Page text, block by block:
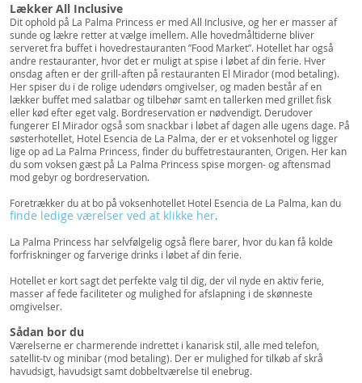
Lækker All Inclusive
Dit ophold på La Palma Princess er med All Inclusive, og her er masser af
sunde og lækre retter at vælge imellem. Alle hovedmåltiderne bliver
serveret fra buffet i hovedrestauranten ”Food Market”. Hotellet har også
andre restauranter, hvor det er muligt at spise i løbet af din ferie. Hver
onsdag aften er der grill-aften på restauranten El Mirador (mod betaling).
Her spiser du i de rolige udendørs omgivelser, og maden består af en
lækker buffet med salatbar og tilbehør samt en tallerken med grillet fisk
eller kød efter eget valg. Bordreservation er nødvendigt. Derudover
fungerer El Mirador også som snackbar i løbet af dagen alle ugens dage. På
søsterhotellet, Hotel Esencia de La Palma, der er et voksenhotel og ligger
lige op ad La Palma Princess, finder du buffetrestauranten, Origen. Her kan
du som voksen gæst på La Palma Princess spise morgen- og aftensmad
mod gebyr og bordreservation.
Foretrækker du at bo på voksenhotellet Hotel Esencia de La Palma, kan du
finde ledige værelser ved at klikke her.
La Palma Princess har selvfølgelig også flere barer, hvor du kan få kolde
forfriskninger og farverige drinks i løbet af din ferie.
Hotellet er kort sagt det perfekte valg til dig, der vil nyde en aktiv ferie,
masser af fede faciliteter og mulighed for afslapning i de skønneste
omgivelser.
Sådan bor du
Værelserne er charmerende indrettet i kanarisk stil, alle med telefon,
satellit-tv og minibar (mod betaling). Der er mulighed for tilkøb af skrå
havudsigt, havudsigt samt dobbeltværelse til enebrug.